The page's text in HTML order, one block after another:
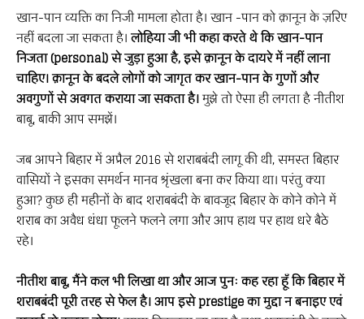
खान-पान व्यक्ति का निजी मामला होता है। खान -पान को क़ानून के ज़रिए
नहीं बदला जा सकता है।लोहिया जी भी कहा करते थे कि खान-पान
निजता (personal) से जुड़ा हुआ है, इसे क़ानून के दायरे में नहीं लाना
चाहिए। क़ानून के बदले लोगों को जागृत कर खान-पान के गुणों और
अवगुणों से अवगत कराया जा सकता है।मुझे तो ऐसा ही लगता है नीतीश
बाबू, बाकी आप समझें।
जब आपने बिहार में अप्रैल 2016 से शराबबंदी लागू की थी, समस्त बिहार
वासियों ने इसका समर्थन मानव श्रृंखला बना कर किया था। परंतु क्या
हुआ? कुछ ही महीनों के बाद शराबबंदी के बावजूद बिहार के कोने कोने में
शराब का अवैध धंधा फूलने फलने लगा और आप हाथ पर हाथ धरे बैठे
रहे।
नीतीश बाबू, मैंने कल भी लिखा था और आज पुनः कह रहा हूँ कि बिहार में
शराबबंदी पूरी तरह से फेल है। आप इसे prestige का मुद्दा न बनाइए एवं